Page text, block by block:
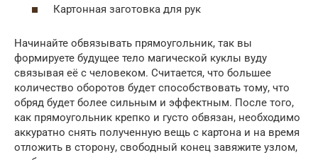
Картонная заготовка для рук
Начинайте обвязывать прямоугольник, так вы
формируете будущее тело магической куклы вуду
связывая её с человеком. Считается, что большее
количество оборотов будет способствовать тому, что
обряд будет более сильным и эффектным. После того,
как прямоугольник крепко и густо обвязан, необходимо
аккуратно снять полученную вещь с картона и на время
отложить в сторону, свободный конец завяжите узлом,